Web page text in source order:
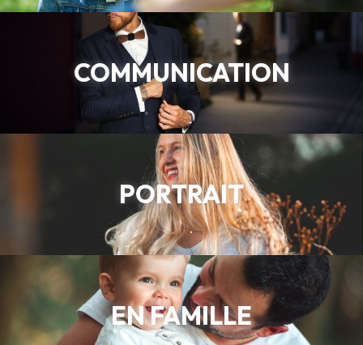
COMMUNICATION
PORTRAIT
EN FAMILLE